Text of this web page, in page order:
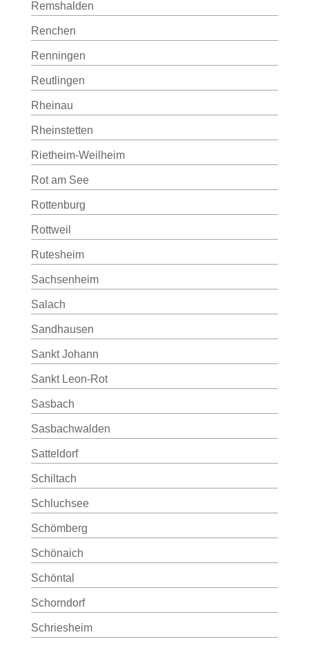
Remshalden
Renchen
Renningen
Reutlingen
Rheinau
Rheinstetten
Rietheim-Weilheim
Rot am See
Rottenburg
Rottweil
Rutesheim
Sachsenheim
Salach
Sandhausen
Sankt Johann
Sankt Leon-Rot
Sasbach
Sasbachwalden
Satteldorf
Schiltach
Schluchsee
Schömberg
Schönaich
Schöntal
Schorndorf
Schriesheim